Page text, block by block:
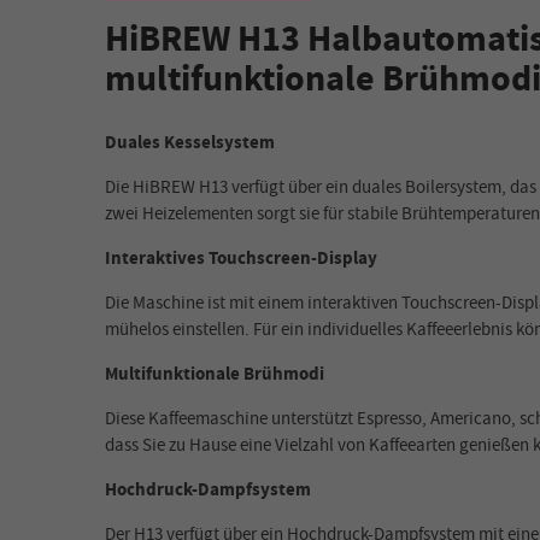
HiBREW H13
multifunktionale Brühmodi
Duales Kesselsystem
Die HiBREW H13 verfügt über ein duales Boilersystem,
zwei Heizelementen sorgt sie für stabile
Interaktives Touchscreen-Display
Die Maschine ist mit einem interaktiven Touchscreen-
mühelos einstellen. Für ein individuelles Kaffeeerlebnis
Multifunktionale Brühmodi
Diese Kaffeemaschine unterstützt Espresso, Americano,
dass Sie zu Hause eine Vielzahl von Kaffeearten
Hochdruck-Dampfsystem
Der H13 verfügt über ein Hochdruck-Dampfsystem mit